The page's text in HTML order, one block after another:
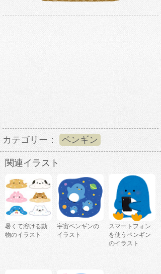
カテゴリー： ペンギン
関連イラスト
暑くて溶ける動
物のイラスト
宇宙ペンギンの
イラスト
スマートフォン
を使うペンギン
のイラスト